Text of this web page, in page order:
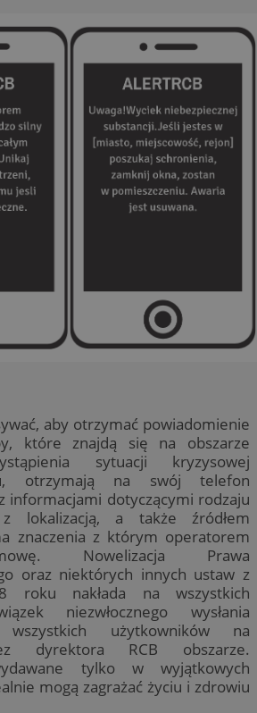
aby otrzymać powiadomienie
które znajdą się na obszarze
sytuacji kryzysowej
otrzymają na swój telefon
informacjami dotyczącymi rodzaju
lokalizacją, a także źródłem
znaczenia z którym operatorem
Nowelizacja Prawa
oraz niektórych innych ustaw z
roku nakłada na wszystkich
niezwłocznego wysłania
użytkowników na
dyrektora RCB obszarze.
tylko w wyjątkowych
mogą zagrażać życiu i zdrowiu